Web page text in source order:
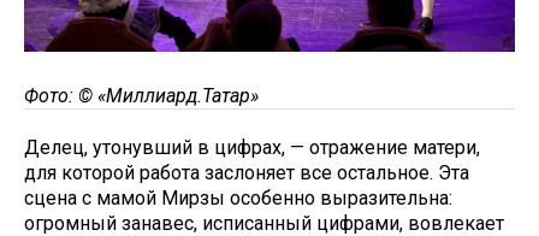
Фото: © «Миллиард.Татар»
Делец, утонувший в цифрах, — отражение матери,
для которой работа заслоняет все остальное. Эта
сцена с мамой Мирзы особенно выразительна:
огромный занавес, исписанный цифрами, вовлекает